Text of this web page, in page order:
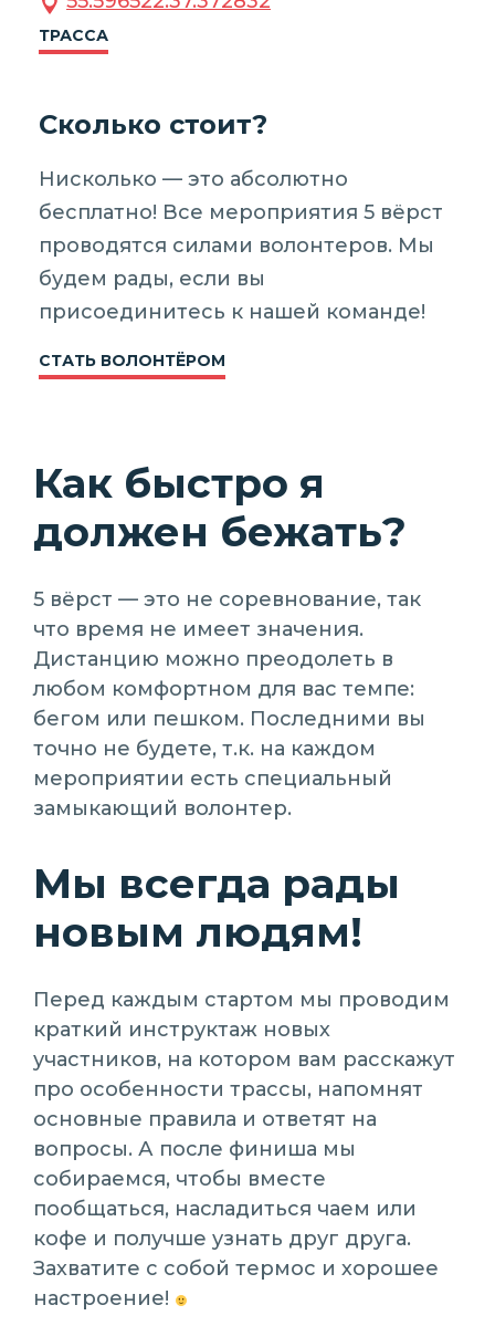
ТРАССА
Сколько стоит?
Нисколько — это абсолютно
бесплатно! Все мероприятия 5 вёрст
проводятся силами волонтеров. Мы
будем рады, если вы
присоединитесь к нашей команде!
СТАТЬ ВОЛОНТЁРОМ
Как быстро я
должен бежать?
5 вёрст — это не соревнование, так
что время не имеет значения.
Дистанцию можно преодолеть в
любом комфортном для вас темпе:
бегом или пешком. Последними вы
точно не будете, т.к. на каждом
мероприятии есть специальный
замыкающий волонтер.
Мы всегда рады
новым людям!
Перед каждым стартом мы проводим
краткий инструктаж новых
участников, на котором вам расскажут
про особенности трассы, напомнят
основные правила и ответят на
вопросы. А после финиша мы
собираемся, чтобы вместе
пообщаться, насладиться чаем или
кофе и получше узнать друг друга.
Захватите с собой термос и хорошее
настроение!